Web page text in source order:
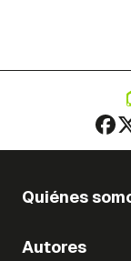
Quiénes
Autores